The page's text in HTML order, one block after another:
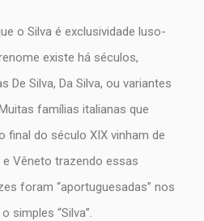
o Silva é exclusividade luso-
existe há séculos,
De Silva, Da Silva, ou variantes
famílias italianas que
final do século XIX vinham de
Vêneto trazendo essas
foram “aportuguesadas” nos
simples “Silva”.